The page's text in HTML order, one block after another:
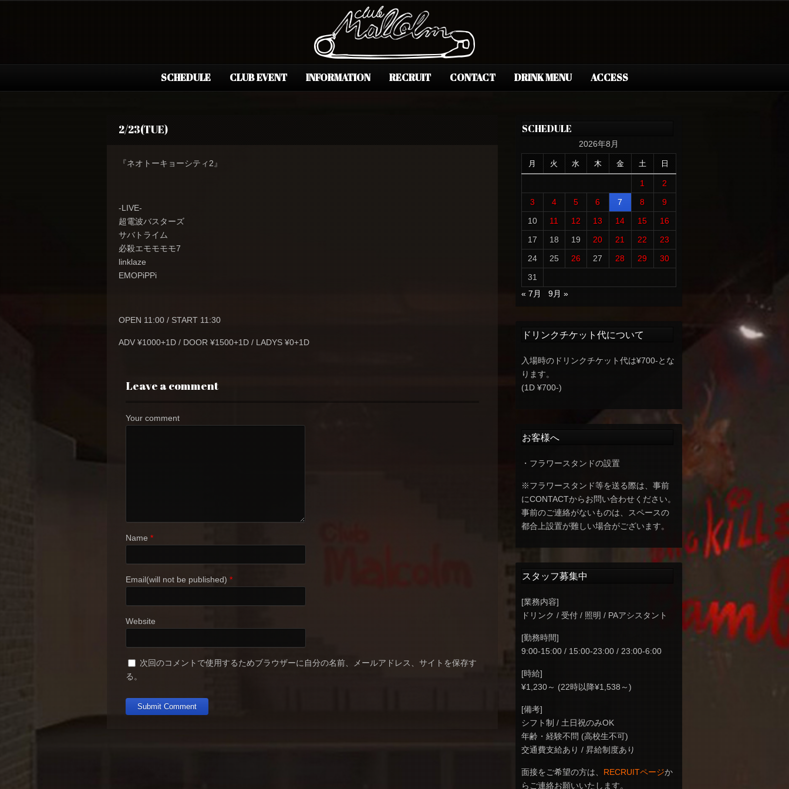
SCHEDULE CLUB EVENT INFORMATION RECRUIT CONTACT DRINK MENU ACCESS
2/23(TUE)
『ネオトーキョーシティ2』
-LIVE-
超電波バスターズ
サバトライム
必殺エモモモモ7
linklaze
EMOPiPPi
OPEN 11:00 / START 11:30
ADV ¥1000+1D / DOOR ¥1500+1D / LADYS ¥0+1D
Leave a comment
Your comment
Name *
Email(will not be published) *
Website
次回のコメントで使用するためブラウザーに自分の名前、メールアドレス、サイトを保存す
る。
SCHEDULE
2026年8月
月 火 水 木 金 土 日
1
2
3
4 5 6 7 8
9
10
11 12 13 14 15
16
17
18 19 20 21 22
23
24
25 26 27 28 29
30
31
« 7月
9月 »
ドリンクチケット代について
入場時のドリンクチケット代は¥700-とな
ります。
(1D ¥700-)
お客様へ
・フラワースタンドの設置
※フラワースタンド等を送る際は、事前
にCONTACTからお問い合わせください。
事前のご連絡がないものは、スペースの
都合上設置が難しい場合がございます。
スタッフ募集中
[業務内容]
ドリンク / 受付 / 照明 / PAアシスタント
[勤務時間]
9:00-15:00 / 15:00-23:00 / 23:00-6:00
[時給]
¥1,230～ (22時以降¥1,538～)
[備考]
シフト制 / 土日祝のみOK
年齢・経験不問 (高校生不可)
交通費支給あり / 昇給制度あり
面接をご希望の方は、 RECRUITページか
らご連絡お願いいたします。